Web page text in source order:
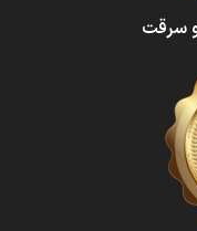
سرقت